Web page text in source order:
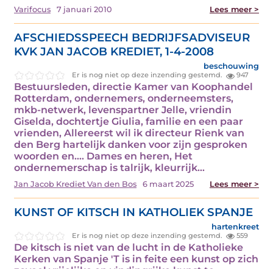
Varifocus 7 januari 2010 Lees meer >
AFSCHIEDSSPEECH BEDRIJFSADVISEUR
KVK JAN JACOB KREDIET, 1-4-2008
beschouwing
Er is nog niet op deze inzending gestemd. 947
Bestuursleden, directie Kamer van Koophandel
Rotterdam, ondernemers, onderneemsters,
mkb-netwerk, levenspartner Jelle, vriendin
Giselda, dochtertje Giulia, familie en een paar
vrienden, Allereerst wil ik directeur Rienk van
den Berg hartelijk danken voor zijn gesproken
woorden en.... Dames en heren, Het
ondernemerschap is talrijk, kleurrijk…
Jan Jacob Krediet Van den Bos 6 maart 2025 Lees meer >
KUNST OF KITSCH IN KATHOLIEK SPANJE
hartenkreet
Er is nog niet op deze inzending gestemd. 559
De kitsch is niet van de lucht in de Katholieke
Kerken van Spanje 'T is in feite een kunst op zich